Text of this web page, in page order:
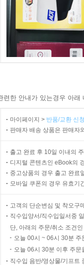
한 안내가 있는경우 아
마이페이지 > 반품/교환 신
판매자 배송 상품은 판매자
출고 완료 후 10일 이내의
디지털 콘텐츠인 eBook의
중고상품의 경우 출고 완료
모바일 쿠폰의 경우 유효기
고객의 단순변심 및 착오구
직수입양서/직수입일서중
단, 아래의 주문/취소 조건
오늘 00시 ~ 06시 30분
오늘 06시 30분 이후 주
직수입 음반/영상물/기프트